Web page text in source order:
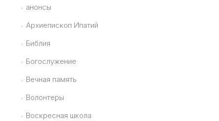
анонсы
Архиепископ Ипатий
Библия
Богослужение
Вечная память
Волонтеры
Воскресная школа